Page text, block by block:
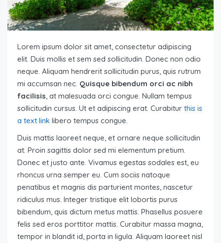
Lorem ipsum dolor sit amet, consectetur adipiscing
elit. Duis mollis et sem sed sollicitudin. Donec non odio
neque. Aliquam hendrerit sollicitudin purus, quis rutrum
mi accumsan nec. Quisque bibendum orci ac nibh
facilisis , at malesuada orci congue. Nullam tempus
sollicitudin cursus. Ut et adipiscing erat. Curabitur this is
a text link libero tempus congue.
Duis mattis laoreet neque, et ornare neque sollicitudin
at. Proin sagittis dolor sed mi elementum pretium.
Donec et justo ante. Vivamus egestas sodales est, eu
rhoncus urna semper eu. Cum sociis natoque
penatibus et magnis dis parturient montes, nascetur
ridiculus mus. Integer tristique elit lobortis purus
bibendum, quis dictum metus mattis. Phasellus posuere
felis sed eros porttitor mattis. Curabitur massa magna,
tempor in blandit id, porta in ligula. Aliquam laoreet nisl